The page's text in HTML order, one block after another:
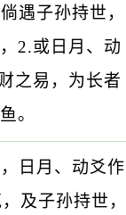
遇子孙持世，
2.或日月、动
之易，为长者
。
日月、动爻作
及子孙持世，